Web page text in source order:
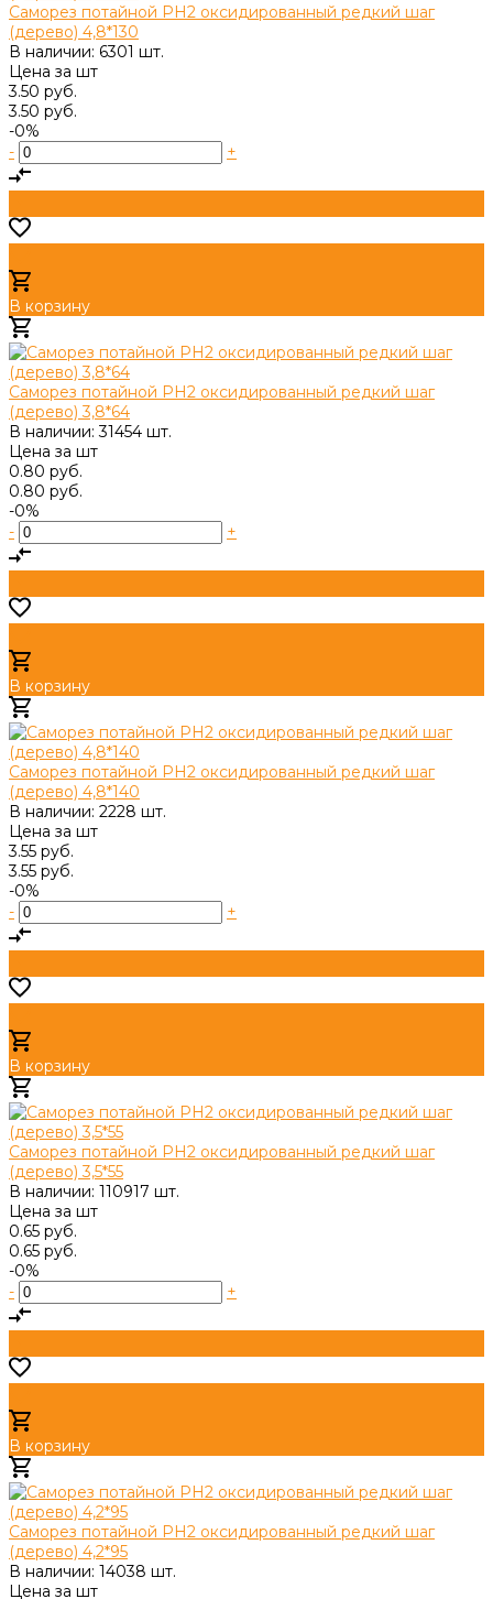
Саморез потайной PH2 оксидированный редкий шаг
(дерево) 4,8*130
В наличии: 6301 шт.
Цена за шт
3.50 руб.
3.50 руб.
-0%
-
+
В корзину
Саморез потайной PH2 оксидированный редкий шаг
(дерево) 3,8*64
В наличии: 31454 шт.
Цена за шт
0.80 руб.
0.80 руб.
-0%
-
+
В корзину
Саморез потайной PH2 оксидированный редкий шаг
(дерево) 4,8*140
В наличии: 2228 шт.
Цена за шт
3.55 руб.
3.55 руб.
-0%
-
+
В корзину
Саморез потайной PH2 оксидированный редкий шаг
(дерево) 3,5*55
В наличии: 110917 шт.
Цена за шт
0.65 руб.
0.65 руб.
-0%
-
+
В корзину
Саморез потайной PH2 оксидированный редкий шаг
(дерево) 4,2*95
В наличии: 14038 шт.
Цена за шт